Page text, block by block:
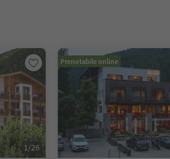
1/26
Prenotabile online